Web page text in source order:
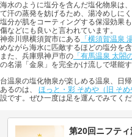
海水のように塩分を含んだ塩化物泉は
て汗の蒸発を妨げるため、湯冷めしに
塩分が肌をコーティングする保湿効果
傷などにも良いと言われています。
神奈川県横須賀市にある 「横須賀温泉
めながら海水に匹敵するほどの塩分を
また、兵庫県神戸市の 「有馬温泉 太閤
の名湯「金泉」を完全かけ流しで堪能す
台温泉の塩化物泉が楽しめる温泉、日
あるのは、 ほっと・彩 そめや（旧 そめ
設です。ぜひ一度は足を運んでみてくだ
第20回ニフテ